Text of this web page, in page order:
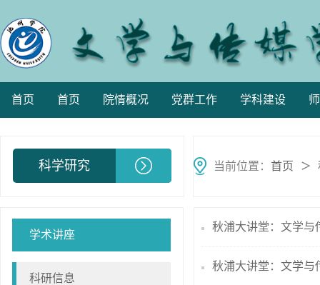
首页 首页 院情概况 党群工作 学科建设
科学研究 当前位置： 首页 ＞
学术讲座
科研信息
秋浦大讲堂：文学与
秋浦大讲堂：文学与